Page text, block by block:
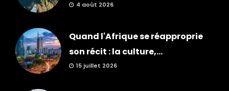
4 août 2026
Quand l'Afrique se réapproprie
son récit : la culture,...
15 juillet 2026